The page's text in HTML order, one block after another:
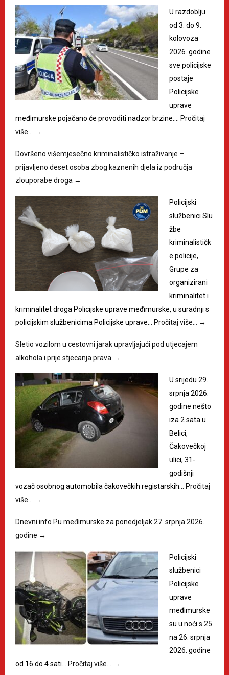
U razdoblju
od 3. do 9.
kolovoza
2026. godine
sve policijske
postaje
Policijske
uprave
međimurske pojačano će provoditi nadzor brzine.…
Pročitaj
više…
→
Dovršeno višemjesečno kriminalističko istraživanje –
prijavljeno deset osoba zbog kaznenih djela iz područja
zlouporabe droga →
Policijski
službenici Slu
žbe
kriminalističk
e policije,
Grupe za
organizirani
kriminalitet i
kriminalitet droga Policijske uprave međimurske, u suradnji s
policijskim službenicima Policijske uprave…
Pročitaj više… →
Sletio vozilom u cestovni jarak upravljajući pod utjecajem
alkohola i prije stjecanja prava →
U srijedu 29.
srpnja 2026.
godine nešto
iza 2 sata u
Belici,
Čakovečkoj
ulici, 31-
godišnji
vozač osobnog automobila čakovečkih registarskih…
Pročitaj
više…
→
Dnevni info Pu međimurske za ponedjeljak 27. srpnja 2026.
godine →
Policijski
službenici
Policijske
uprave
međimurske
su u noći s 25.
na 26. srpnja
2026. godine
od 16 do 4 sati…
Pročitaj više… →